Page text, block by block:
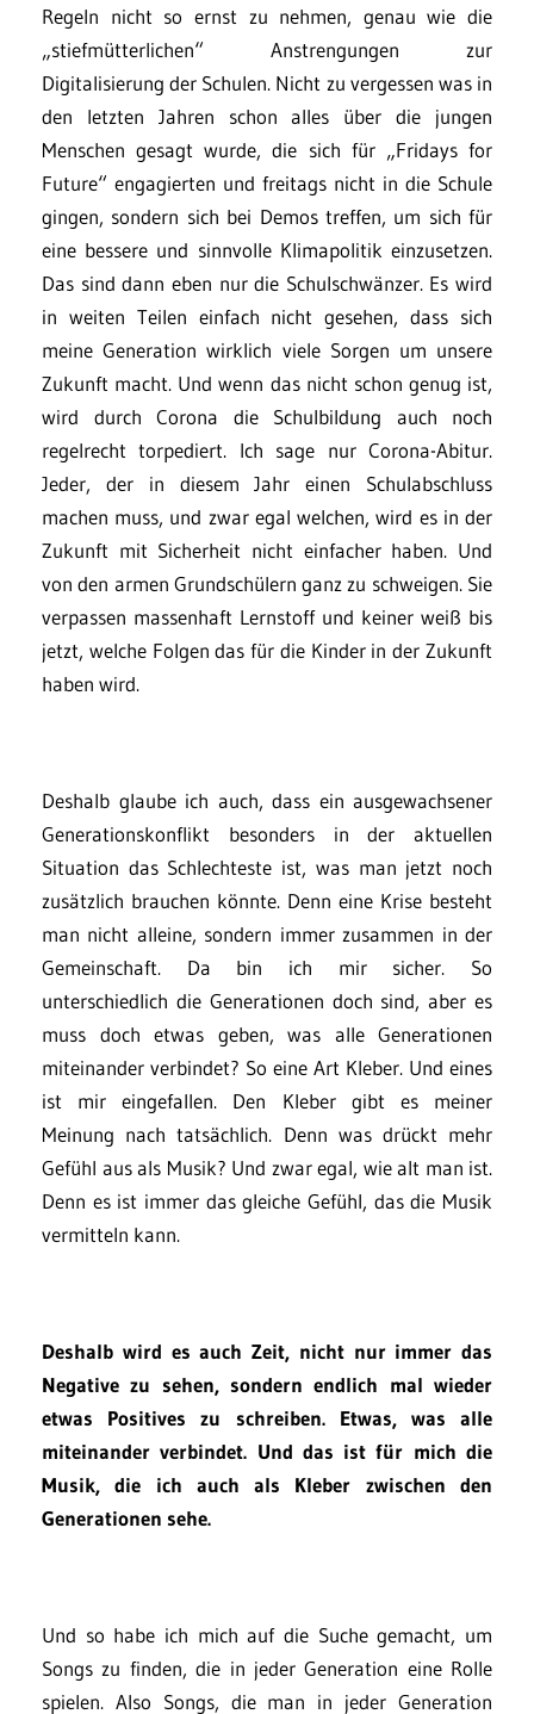
Regeln nicht so ernst zu nehmen, genau wie die
„stiefmütterlichen“ Anstrengungen zur
Digitalisierung der Schulen. Nicht zu vergessen was in
den letzten Jahren schon alles über die jungen
Menschen gesagt wurde, die sich für „Fridays for
Future“ engagierten und freitags nicht in die Schule
gingen, sondern sich bei Demos treffen, um sich für
eine bessere und sinnvolle Klimapolitik einzusetzen.
Das sind dann eben nur die Schulschwänzer. Es wird
in weiten Teilen einfach nicht gesehen, dass sich
meine Generation wirklich viele Sorgen um unsere
Zukunft macht. Und wenn das nicht schon genug ist,
wird durch Corona die Schulbildung auch noch
regelrecht torpediert. Ich sage nur Corona-Abitur.
Jeder, der in diesem Jahr einen Schulabschluss
machen muss, und zwar egal welchen, wird es in der
Zukunft mit Sicherheit nicht einfacher haben. Und
von den armen Grundschülern ganz zu schweigen. Sie
verpassen massenhaft Lernstoff und keiner weiß bis
jetzt, welche Folgen das für die Kinder in der Zukunft
haben wird.
Deshalb glaube ich auch, dass ein ausgewachsener
Generationskonflikt besonders in der aktuellen
Situation das Schlechteste ist, was man jetzt noch
zusätzlich brauchen könnte. Denn eine Krise besteht
man nicht alleine, sondern immer zusammen in der
Gemeinschaft. Da bin ich mir sicher. So
unterschiedlich die Generationen doch sind, aber es
muss doch etwas geben, was alle Generationen
miteinander verbindet? So eine Art Kleber. Und eines
ist mir eingefallen. Den Kleber gibt es meiner
Meinung nach tatsächlich. Denn was drückt mehr
Gefühl aus als Musik? Und zwar egal, wie alt man ist.
Denn es ist immer das gleiche Gefühl, das die Musik
vermitteln kann.
Deshalb wird es auch Zeit, nicht nur immer das
Negative zu sehen, sondern endlich mal wieder
etwas Positives zu schreiben. Etwas, was alle
miteinander verbindet. Und das ist für mich die
Musik, die ich auch als Kleber zwischen den
Generationen sehe.
Und so habe ich mich auf die Suche gemacht, um
Songs zu finden, die in jeder Generation eine Rolle
spielen. Also Songs, die man in jeder Generation